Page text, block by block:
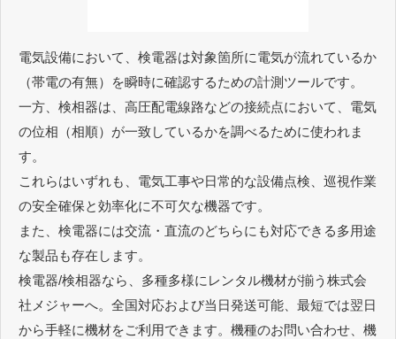
電気設備において、検電器は対象箇所に電気が流れているか
（帯電の有無）を瞬時に確認するための計測ツールです。
一方、検相器は、高圧配電線路などの接続点において、電気
の位相（相順）が一致しているかを調べるために使われま
す。
これらはいずれも、電気工事や日常的な設備点検、巡視作業
の安全確保と効率化に不可欠な機器です。
また、検電器には交流・直流のどちらにも対応できる多用途
な製品も存在します。
検電器/検相器なら、多種多様にレンタル機材が揃う株式会
社メジャーへ。全国対応および当日発送可能、最短では翌日
から手軽に機材をご利用できます。機種のお問い合わせ、機